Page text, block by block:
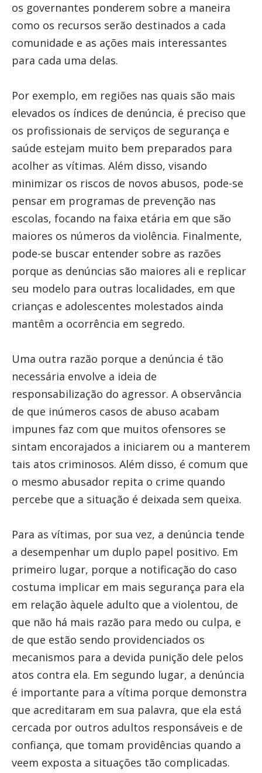
os governantes ponderem sobre a maneira
como os recursos serão destinados a cada
comunidade e as ações mais interessantes
para cada uma delas.
Por exemplo, em regiões nas quais são mais
elevados os índices de denúncia, é preciso que
os profissionais de serviços de segurança e
saúde estejam muito bem preparados para
acolher as vítimas. Além disso, visando
minimizar os riscos de novos abusos, pode-se
pensar em programas de prevenção nas
escolas, focando na faixa etária em que são
maiores os números da violência. Finalmente,
pode-se buscar entender sobre as razões
porque as denúncias são maiores ali e replicar
seu modelo para outras localidades, em que
crianças e adolescentes molestados ainda
mantêm a ocorrência em segredo.
Uma outra razão porque a denúncia é tão
necessária envolve a ideia de
responsabilização do agressor. A observância
de que inúmeros casos de abuso acabam
impunes faz com que muitos ofensores se
sintam encorajados a iniciarem ou a manterem
tais atos criminosos. Além disso, é comum que
o mesmo abusador repita o crime quando
percebe que a situação é deixada sem queixa.
Para as vítimas, por sua vez, a denúncia tende
a desempenhar um duplo papel positivo. Em
primeiro lugar, porque a notificação do caso
costuma implicar em mais segurança para ela
em relação àquele adulto que a violentou, de
que não há mais razão para medo ou culpa, e
de que estão sendo providenciados os
mecanismos para a devida punição dele pelos
atos contra ela. Em segundo lugar, a denúncia
é importante para a vítima porque demonstra
que acreditaram em sua palavra, que ela está
cercada por outros adultos responsáveis e de
confiança, que tomam providências quando a
veem exposta a situações tão complicadas.